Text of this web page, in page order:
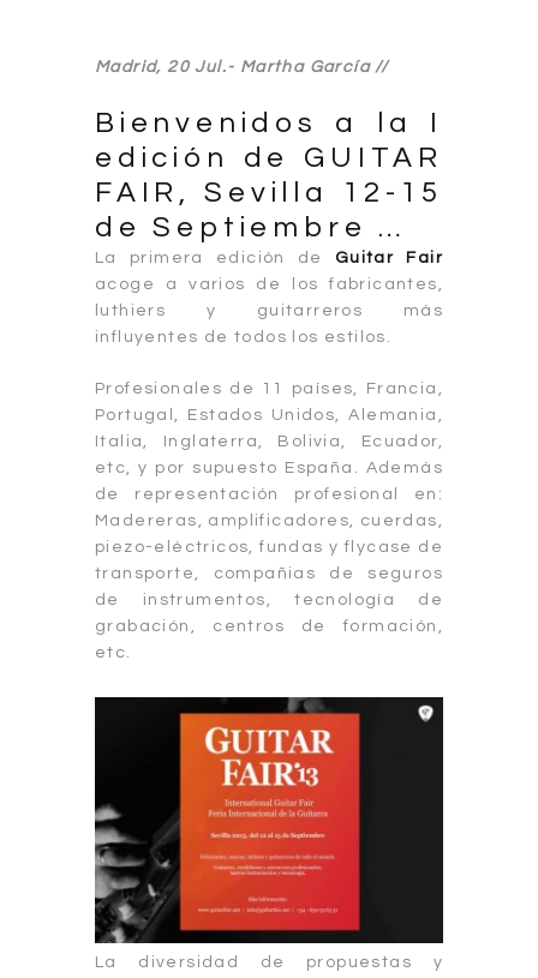
Madrid, 20 Jul.- Martha García //
Bienvenidos a la I
edición de GUITAR
FAIR, Sevilla 12-15
de Septiembre …
La primera edición de Guitar Fair
acoge a varios de los fabricantes,
luthiers y guitarreros más
influyentes de todos los estilos.
Profesionales de 11 países, Francia,
Portugal, Estados Unidos, Alemania,
Italia, Inglaterra, Bolivia, Ecuador,
etc, y por supuesto España. Además
de representación profesional en:
Madereras, amplificadores, cuerdas,
piezo-eléctricos, fundas y flycase de
transporte, compañias de seguros
de instrumentos, tecnología de
grabación, centros de formación,
etc.
La diversidad de propuestas y